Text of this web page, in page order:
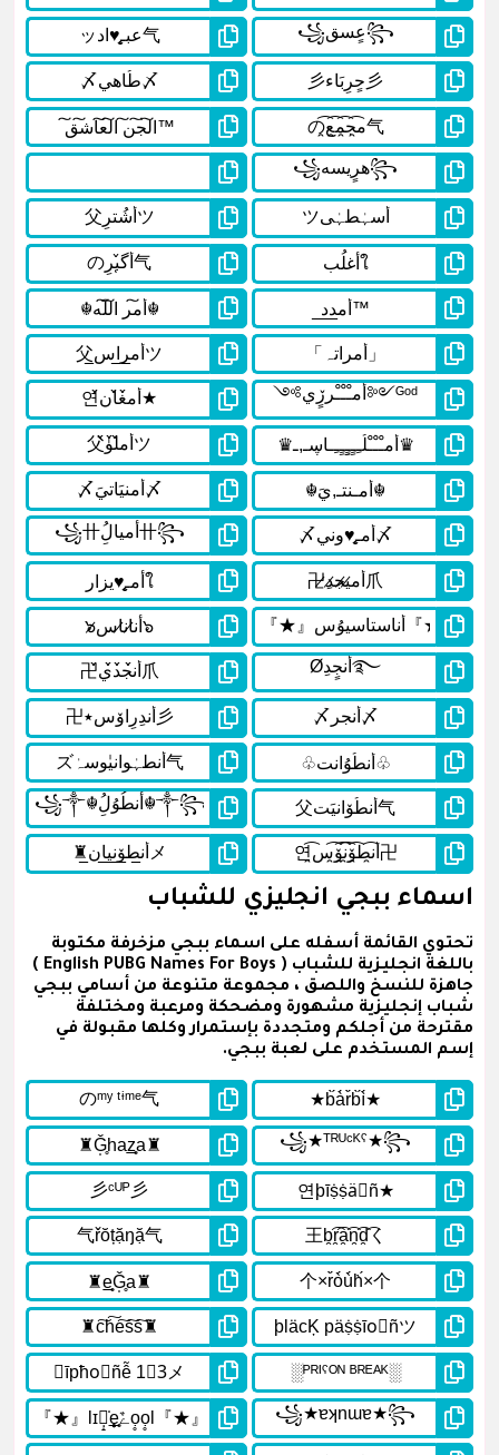
اسماء ببجي انجليزي للشباب
تحتوي القائمة أسفله على اسماء ببجي مزخرفة مكتوبة
باللغة انجليزية للشباب ( English PUBG Names For Boys )
جاهزة للنسخ واللصق ، مجموعة متنوعة من أسامي ببجي
شباب إنجليزية مشهورة ومضحكة ومرعبة ومختلفة
مقترحة من أجلكم ومتجددة بإستمرار وكلها مقبولة في
إسم المستخدم على لعبة ببجي.